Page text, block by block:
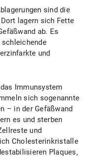
sind die
lagern sich Fette
ab. Es
und
Immunsystem
sich sogenannte
– in der Gefäßwand
es und sterben
und
Cholesterinkristalle
Plaques,